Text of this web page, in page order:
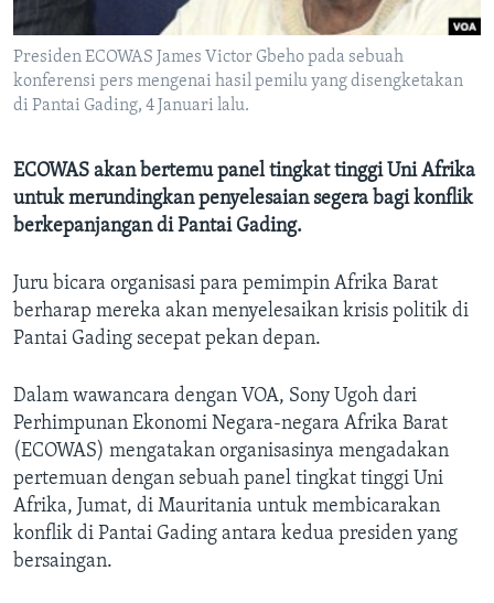
Presiden ECOWAS James Victor Gbeho pada sebuah
konferensi pers mengenai hasil pemilu yang disengketakan
di Pantai Gading, 4 Januari lalu.
ECOWAS akan bertemu panel tingkat tinggi Uni Afrika
untuk merundingkan penyelesaian segera bagi konflik
berkepanjangan di Pantai Gading.
Juru bicara organisasi para pemimpin Afrika Barat
berharap mereka akan menyelesaikan krisis politik di
Pantai Gading secepat pekan depan.
Dalam wawancara dengan VOA, Sony Ugoh dari
Perhimpunan Ekonomi Negara-negara Afrika Barat
(ECOWAS) mengatakan organisasinya mengadakan
pertemuan dengan sebuah panel tingkat tinggi Uni
Afrika, Jumat, di Mauritania untuk membicarakan
konflik di Pantai Gading antara kedua presiden yang
bersaingan.